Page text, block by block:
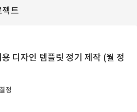
젝트
디자인 템플릿 정기 제작 (월 정
정